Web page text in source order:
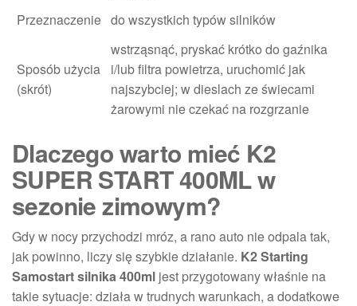
Przeznaczenie do wszystkich typów silników
Sposób użycia
(skrót)
wstrząsnąć, pryskać krótko do gaźnika
i/lub filtra powietrza, uruchomić jak
najszybciej; w dieslach ze świecami
żarowymi nie czekać na rozgrzanie
Dlaczego warto mieć K2
SUPER START 400ML w
sezonie zimowym?
Gdy w nocy przychodzi mróz, a rano auto nie odpala tak,
jak powinno, liczy się szybkie działanie. K2 Starting
Samostart silnika 400ml jest przygotowany właśnie na
takie sytuacje: działa w trudnych warunkach, a dodatkowe